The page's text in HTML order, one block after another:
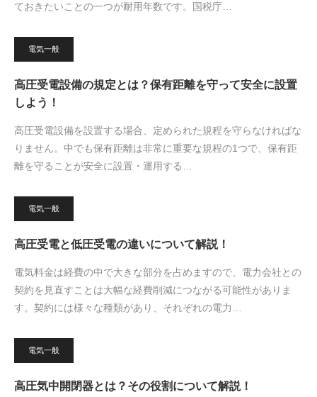
ておきたいことの一つが耐用年数です。国税庁…
電気一般
高圧受電設備の規定とは？保有距離を守って安全に設置
しよう！
高圧受電設備を設置する場合、定められた規程を守らなければな
りません。中でも保有距離は非常に重要な規程の1つで、保有距
離を守ることが安全に設置・運用する…
電気一般
高圧受電と低圧受電の違いについて解説！
電気料金は経費の中で大きな部分を占めますので、電力会社との
契約を見直すことは大幅な経費削減につながる可能性がありま
す。契約には様々な種類があり、それぞれの電力…
電気一般
高圧気中開閉器とは？その役割について解説！